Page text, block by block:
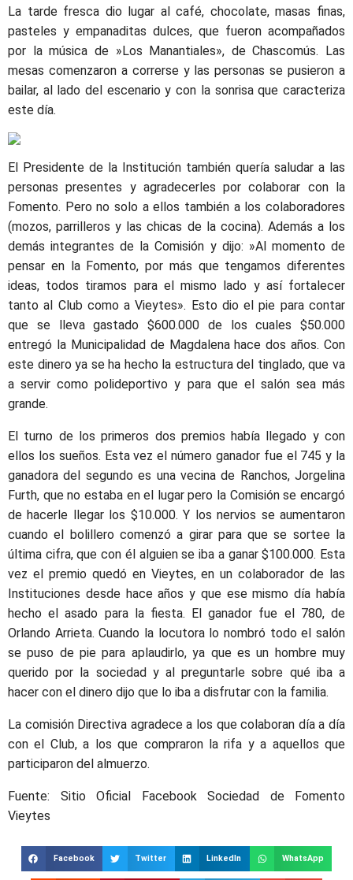
La tarde fresca dio lugar al café, chocolate, masas finas,
pasteles y empanaditas dulces, que fueron acompañados
por la música de »Los Manantiales», de Chascomús. Las
mesas comenzaron a correrse y las personas se pusieron a
bailar, al lado del escenario y con la sonrisa que caracteriza
este día.
El Presidente de la Institución también quería saludar a las
personas presentes y agradecerles por colaborar con la
Fomento. Pero no solo a ellos también a los colaboradores
(mozos, parrilleros y las chicas de la cocina). Además a los
demás integrantes de la Comisión y dijo: »Al momento de
pensar en la Fomento, por más que tengamos diferentes
ideas, todos tiramos para el mismo lado y así fortalecer
tanto al Club como a Vieytes». Esto dio el pie para contar
que se lleva gastado $600.000 de los cuales $50.000
entregó la Municipalidad de Magdalena hace dos años. Con
este dinero ya se ha hecho la estructura del tinglado, que va
a servir como polideportivo y para que el salón sea más
grande.
El turno de los primeros dos premios había llegado y con
ellos los sueños. Esta vez el número ganador fue el 745 y la
ganadora del segundo es una vecina de Ranchos, Jorgelina
Furth, que no estaba en el lugar pero la Comisión se encargó
de hacerle llegar los $10.000. Y los nervios se aumentaron
cuando el bolillero comenzó a girar para que se sortee la
última cifra, que con él alguien se iba a ganar $100.000. Esta
vez el premio quedó en Vieytes, en un colaborador de las
Instituciones desde hace años y que ese mismo día había
hecho el asado para la fiesta. El ganador fue el 780, de
Orlando Arrieta. Cuando la locutora lo nombró todo el salón
se puso de pie para aplaudirlo, ya que es un hombre muy
querido por la sociedad y al preguntarle sobre qué iba a
hacer con el dinero dijo que lo iba a disfrutar con la familia.
La comisión Directiva agradece a los que colaboran día a día
con el Club, a los que compraron la rifa y a aquellos que
participaron del almuerzo.
Fuente: Sitio Oficial Facebook Sociedad de Fomento
Vieytes
Facebook Twitter LinkedIn WhatsApp